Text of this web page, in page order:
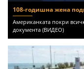
108-годишна жена
Американката покри
документа (ВИДЕО)